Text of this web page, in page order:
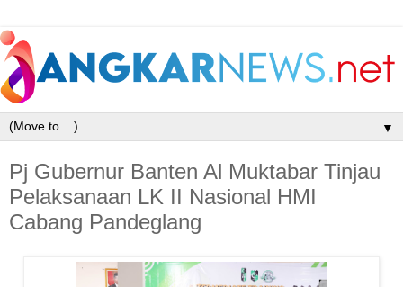
▼
Pj Gubernur Banten Al Muktabar Tinjau
Pelaksanaan LK II Nasional HMI
Cabang Pandeglang